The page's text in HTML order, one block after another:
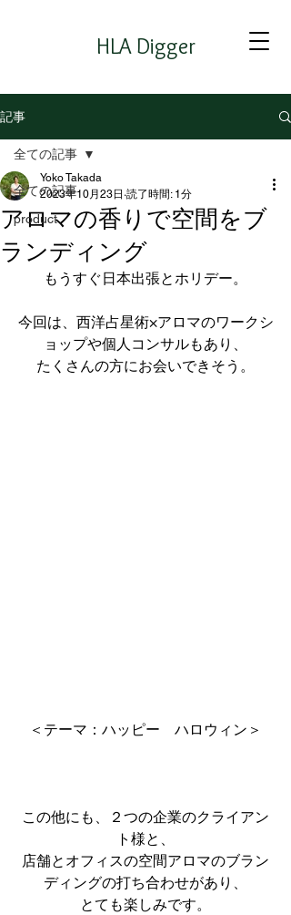
HLA Digger
記事
全ての記事
product
全ての記事
アロマの香りで空間をブ
ランディング
Yoko Takada
2023年10月23日 読了時間: 1分
もうすぐ日本出張とホリデー。
今回は、西洋占星術×アロマのワークシ
ョップや個人コンサルもあり、
たくさんの方にお会いできそう。
＜テーマ：ハッピー　ハロウィン＞
この他にも、２つの企業のクライアン
ト様と、
店舗とオフィスの空間アロマのブラン
ディングの打ち合わせがあり、
とても楽しみです。